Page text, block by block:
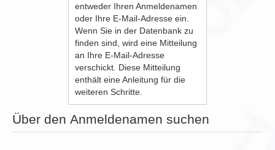
entweder Ihren Anmeldenamen
oder Ihre E-Mail-Adresse ein.
Wenn Sie in der Datenbank zu
finden sind, wird eine Mitteilung
an Ihre E-Mail-Adresse
verschickt. Diese Mitteilung
enthält eine Anleitung für die
weiteren Schritte.
Über den Anmeldenamen suchen